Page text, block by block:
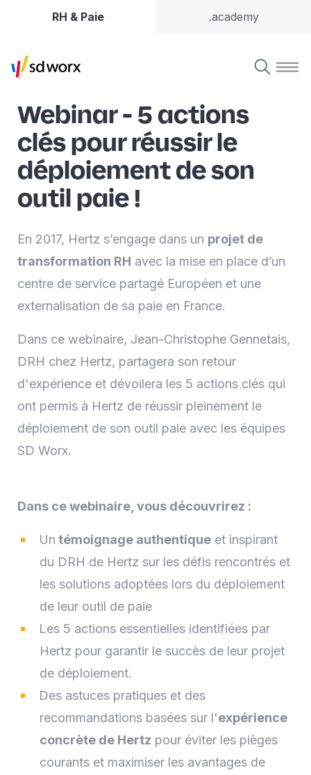
RH & Paie .academy
Webinar - 5 actions
clés pour réussir le
déploiement de son
outil paie !
En 2017, Hertz s’engage dans un projet de
transformation RH avec la mise en place d’un
centre de service partagé Européen et une
externalisation de sa paie en France.
Dans ce webinaire, Jean-Christophe Gennetais,
DRH chez Hertz, partagera son retour
d'expérience et dévoilera les 5 actions clés qui
ont permis à Hertz de réussir pleinement le
déploiement de son outil paie avec les équipes
SD Worx.
Dans ce webinaire, vous découvrirez :
Un témoignage authentique et inspirant
du DRH de Hertz sur les défis rencontrés et
les solutions adoptées lors du déploiement
de leur outil de paie
Les 5 actions essentielles identifiées par
Hertz pour garantir le succès de leur projet
de déploiement.
Des astuces pratiques et des
recommandations basées sur l'expérience
concrète de Hertz pour éviter les pièges
courants et maximiser les avantages de